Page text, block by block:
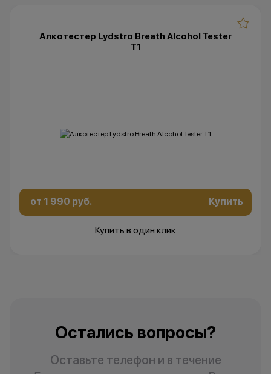
Алкотестер Lydstro Breath Alcohol Tester
T1
от 1 990 руб. Купить
Купить в один клик
Остались вопросы?
Оставьте телефон и в течение